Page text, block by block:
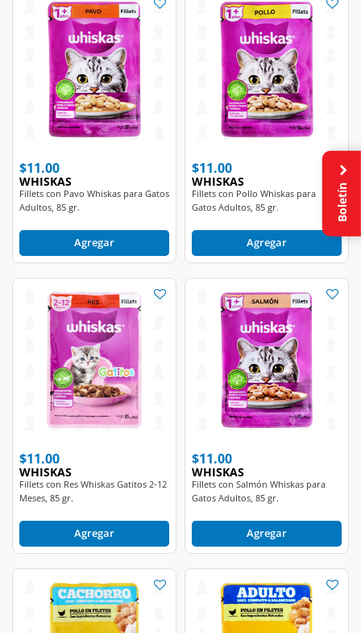
$11.00
WHISKAS
Fillets con Pavo Whiskas para Gatos
Adultos, 85 gr.
Agregar
$11.00
WHISKAS
Fillets con Pollo Whiskas para
Gatos Adultos, 85 gr.
Agregar
$11.00
WHISKAS
Fillets con Res Whiskas Gatitos 2-12
Meses, 85 gr.
Agregar
$11.00
WHISKAS
Fillets con Salmón Whiskas para
Gatos Adultos, 85 gr.
Agregar
Boletín